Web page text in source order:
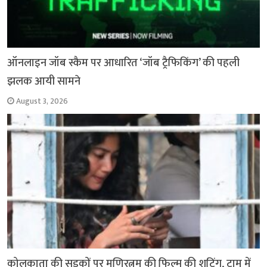
ऑनलाइन जॉब स्कैम पर आधारित ‘जॉब ट्रैफिकिंग’ की पहली
झलक आयी सामने
August 3, 2026